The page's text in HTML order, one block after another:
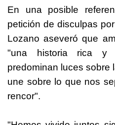
En una posible
petición de disculpas
Lozano aseveró que
"una historia rica y
predominan luces sobre
une sobre lo que nos
rencor".